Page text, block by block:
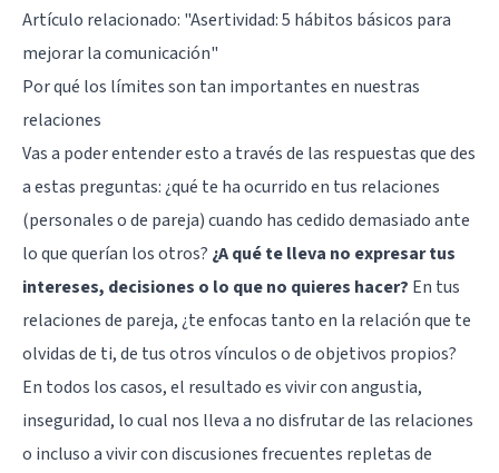
Artículo relacionado: "Asertividad: 5 hábitos básicos para
mejorar la comunicación"
Por qué los límites son tan importantes en nuestras
relaciones
Vas a poder entender esto a través de las respuestas que des
a estas preguntas: ¿qué te ha ocurrido en tus relaciones
(personales o de pareja) cuando has cedido demasiado ante
lo que querían los otros? ¿A qué te lleva no expresar tus
intereses, decisiones o lo que no quieres hacer? En tus
relaciones de pareja, ¿te enfocas tanto en la relación que te
olvidas de ti, de tus otros vínculos o de objetivos propios?
En todos los casos, el resultado es vivir con angustia,
inseguridad, lo cual nos lleva a no disfrutar de las relaciones
o incluso a vivir con discusiones frecuentes repletas de